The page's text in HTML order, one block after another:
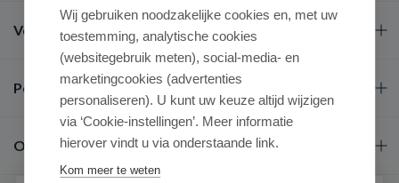
Veel gestelde vragen
Populaire merken
Over ons
Wij gebruiken noodzakelijke cookies en, met uw
toestemming, analytische cookies
(websitegebruik meten), social-media- en
marketingcookies (advertenties
personaliseren). U kunt uw keuze altijd wijzigen
via ‘Cookie-instellingen’. Meer informatie
hierover vindt u via onderstaande link.
Kom meer te weten